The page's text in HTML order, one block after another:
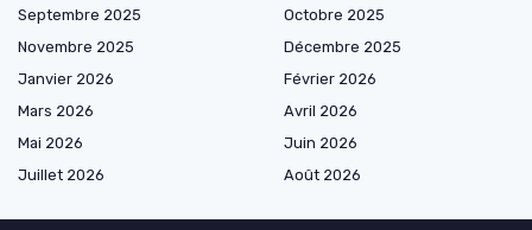
Septembre 2025
Octobre 2025
Novembre 2025
Décembre 2025
Janvier 2026
Février 2026
Mars 2026
Avril 2026
Mai 2026
Juin 2026
Juillet 2026
Août 2026